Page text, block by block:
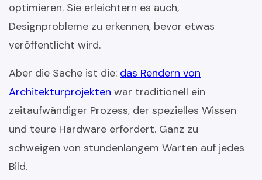
optimieren. Sie erleichtern es auch,
Designprobleme zu erkennen, bevor etwas
veröffentlicht wird.
Aber die Sache ist die: das Rendern von
Architekturprojekten war traditionell ein
zeitaufwändiger Prozess, der spezielles Wissen
und teure Hardware erfordert. Ganz zu
schweigen von stundenlangem Warten auf jedes
Bild.